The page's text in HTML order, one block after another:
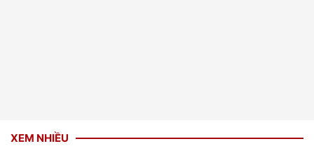
XEM NHIỀU